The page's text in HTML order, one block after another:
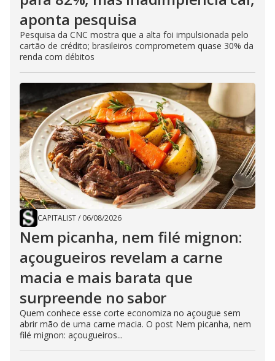
aponta pesquisa
Pesquisa da CNC mostra que a alta foi impulsionada pelo
cartão de crédito; brasileiros comprometem quase 30% da
renda com débitos
CAPITALIST/ 06/08/2026
Nem picanha, nem filé mignon:
açougueiros revelam a carne
macia e mais barata que
surpreende no sabor
Quem conhece esse corte economiza no açougue sem
abrir mão de uma carne macia. O post Nem picanha, nem
filé mignon: açougueiros...